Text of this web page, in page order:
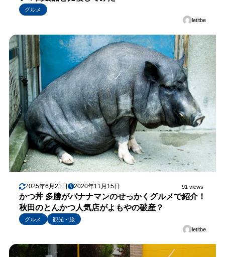
グルメ
letitbe
2025年6月21日 2020年11月15日 91 views
かつ丼 多勝がバナナマンのせっかくグルメで紹介！
秋田のとんかつ人気店がよもやの破産？
グルメ
観光・旅
letitbe